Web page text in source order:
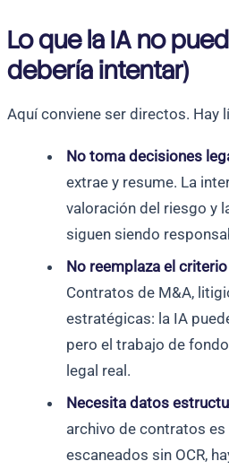
Lo que la IA no
debería intentar)
Aquí conviene ser directos. Hay
No toma decisiones
extrae y resume. La
valoración del riesgo y
siguen siendo
No reemplaza el
Contratos de M&A,
estratégicas: la IA
pero el trabajo de
legal real.
Necesita datos
archivo de contratos es
escaneados sin OCR,